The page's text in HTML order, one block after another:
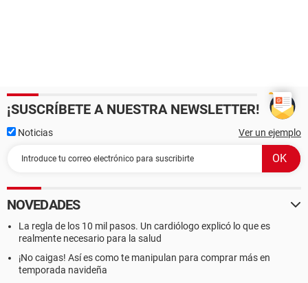
¡SUSCRÍBETE A NUESTRA NEWSLETTER!
Noticias Ver un ejemplo
NOVEDADES
La regla de los 10 mil pasos. Un cardiólogo explicó lo que es
realmente necesario para la salud
¡No caigas! Así es como te manipulan para comprar más en
temporada navideña